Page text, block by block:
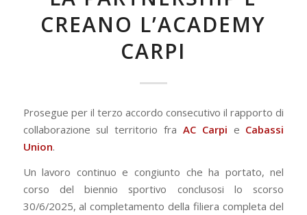
CREANO L’ACADEMY
CARPI
Prosegue per il terzo accordo consecutivo il rapporto di
collaborazione sul territorio fra AC Carpi e Cabassi
Union.
Un lavoro continuo e congiunto che ha portato, nel
corso del biennio sportivo conclusosi lo scorso
30/6/2025, al completamento della filiera completa del